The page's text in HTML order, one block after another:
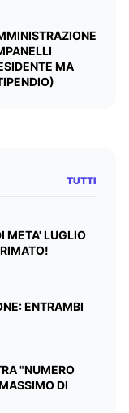
MA
TUTTI
META' LUGLIO
ENTRAMBI
"NUMERO
DI